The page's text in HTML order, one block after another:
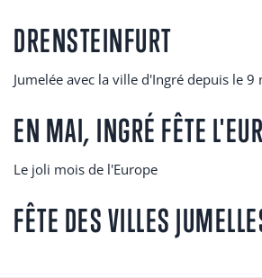
DRENSTEINFURT
Jumelée avec la ville d'Ingré depuis le 9
EN MAI, INGRÉ FÊTE
Le joli mois de l'Europe
FÊTE DES VILLES